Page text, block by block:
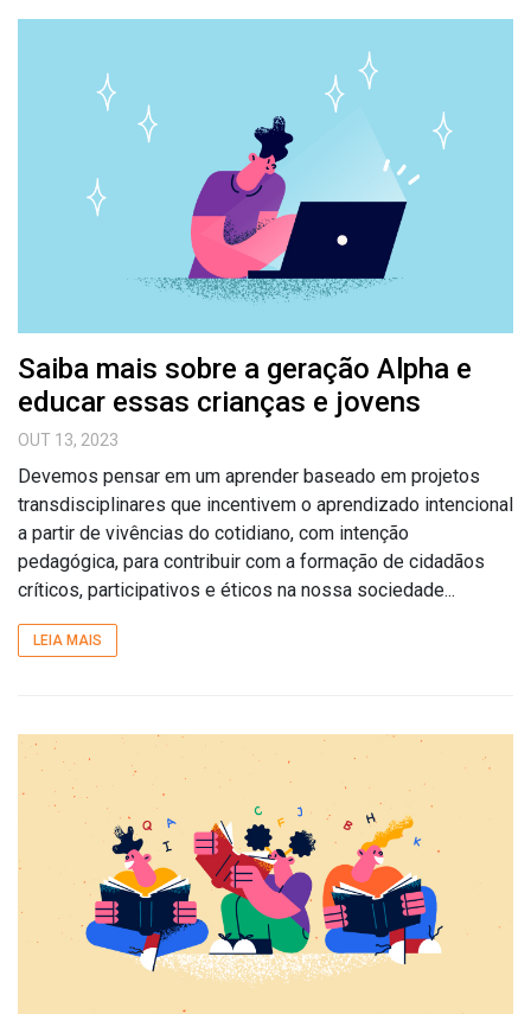
Saiba mais sobre a geração Alpha e
educar essas crianças e jovens
OUT 13, 2023
Devemos pensar em um aprender baseado em projetos
transdisciplinares que incentivem o aprendizado intencional
a partir de vivências do cotidiano, com intenção
pedagógica, para contribuir com a formação de cidadãos
críticos, participativos e éticos na nossa sociedade...
LEIA MAIS